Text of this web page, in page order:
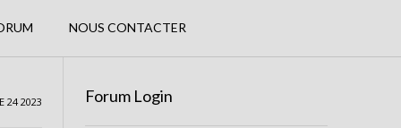
NOUS CONTACTER
24 2023 Forum Login